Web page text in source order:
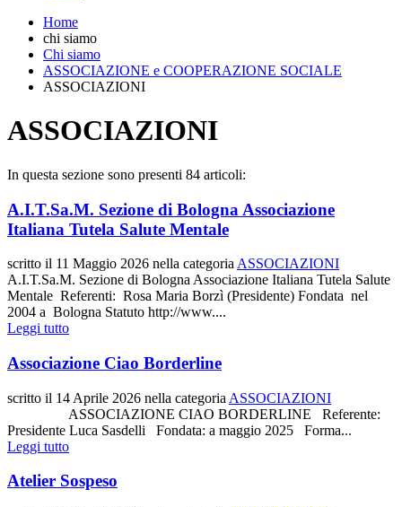
Home
chi siamo
Chi siamo
ASSOCIAZIONE e COOPERAZIONE SOCIALE
ASSOCIAZIONI
ASSOCIAZIONI
In questa sezione sono presenti 84 articoli:
A.I.T.Sa.M. Sezione di Bologna Associazione
Italiana Tutela Salute Mentale
scritto il 11 Maggio 2026 nella categoria ASSOCIAZIONI
A.I.T.Sa.M. Sezione di Bologna Associazione Italiana Tutela Salute
Mentale Referenti: Rosa Maria Borzì (Presidente) Fondata nel
2004 a Bologna Statuto http://www....
Leggi tutto
Associazione Ciao Borderline
scritto il 14 Aprile 2026 nella categoria ASSOCIAZIONI
ASSOCIAZIONE CIAO BORDERLINE Referente:
Presidente Luca Sasdelli Fondata: a maggio 2025 Forma...
Leggi tutto
Atelier Sospeso